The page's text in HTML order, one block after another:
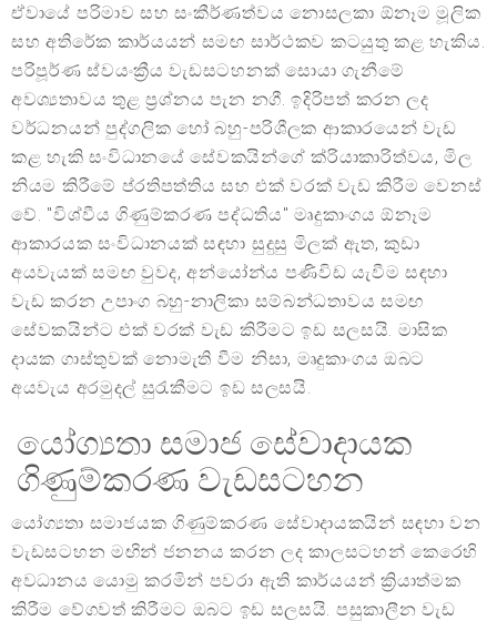
ඒවායේ පරිමාව සහ සංකීර්ණත්වය නොසලකා ඕනෑම මූලික
සහ අතිරේක කාර්යයන් සමඟ සාර්ථකව කටයුතු කළ හැකිය.
පරිපූර්ණ ස්වයංක්‍රීය වැඩසටහනක් සොයා ගැනීමේ
අවශ්‍යතාවය තුළ ප්‍රශ්නය පැන නගී. ඉදිරිපත් කරන ලද
වර්ධනයන් පුද්ගලික හෝ බහු-පරිශීලක ආකාරයෙන් වැඩ
කළ හැකි සංවිධානයේ සේවකයින්ගේ ක්රියාකාරිත්වය, මිල
නියම කිරීමේ ප්රතිපත්තිය සහ එක් වරක් වැඩ කිරීම වෙනස්
වේ. "විශ්වීය ගිණුම්කරණ පද්ධතිය" මෘදුකාංගය ඕනෑම
ආකාරයක සංවිධානයක් සඳහා සුදුසු මිලක් ඇත, කුඩා
අයවැයක් සමඟ වුවද, අන්යෝන්ය පණිවිඩ යැවීම සඳහා
වැඩ කරන උපාංග බහු-නාලිකා සම්බන්ධතාවය සමඟ
සේවකයින්ට එක් වරක් වැඩ කිරීමට ඉඩ සලසයි. මාසික
දායක ගාස්තුවක් නොමැති වීම නිසා, මෘදුකාංගය ඔබට
අයවැය අරමුදල් සුරැකීමට ඉඩ සලසයි.
යෝග්‍යතා සමාජ සේවාදායක
ගිණුම්කරණ වැඩසටහන
යෝග්‍යතා සමාජයක ගිණුම්කරණ සේවාදායකයින් සඳහා වන
වැඩසටහන මඟින් ජනනය කරන ලද කාලසටහන් කෙරෙහි
අවධානය යොමු කරමින් පවරා ඇති කාර්යයන් ක්‍රියාත්මක
කිරීම වේගවත් කිරීමට ඔබට ඉඩ සලසයි. පසුකාලීන වැඩ